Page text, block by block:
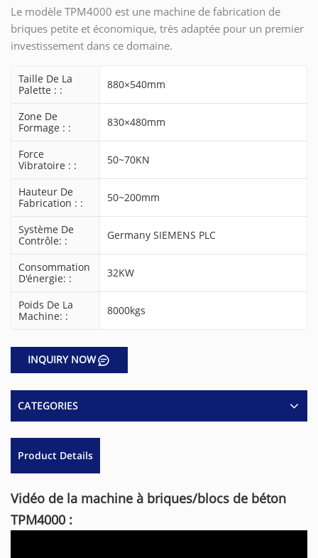
Le modèle TPM4000 est une machine de fabrication de
briques petite et économique, très adaptée pour un premier
investissement dans ce domaine.
Taille De La
Palette : :
880×540mm
Zone De
Formage : :
830×480mm
Force
Vibratoire : :
50~70KN
Hauteur De
Fabrication : :
50~200mm
Système De
Contrôle: :
Germany SIEMENS PLC
Consommation
D'énergie: :
32KW
Poids De La
Machine: :
8000kgs
INQUIRY NOW
CATEGORIES
Product Details
Vidéo de la machine à briques/blocs de béton
TPM4000 :